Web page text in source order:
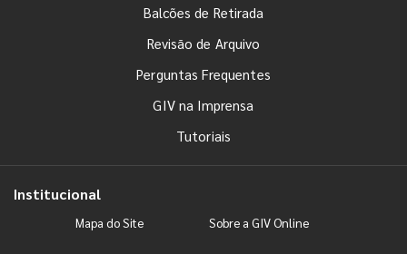
Balcões de Retirada
Revisão de Arquivo
Perguntas Frequentes
GIV na Imprensa
Tutoriais
Institucional
Mapa do Site Sobre a GIV Online